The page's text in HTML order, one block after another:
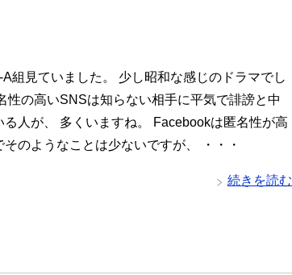
A組見ていました。 少し昭和な感じのドラマでし
性の高いSNSは知らない相手に平気で誹謗と中
る人が、 多くいますね。 Facebookは匿名性が高
そのようなことは少ないですが、 ・・・
続きを読む